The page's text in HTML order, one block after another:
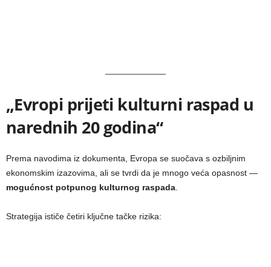
„Evropi prijeti kulturni raspad u
narednih 20 godina“
Prema navodima iz dokumenta, Evropa se suočava s ozbiljnim
ekonomskim izazovima, ali se tvrdi da je mnogo veća opasnost —
mogućnost potpunog kulturnog raspada
Strategija ističe četiri ključne tačke rizika: